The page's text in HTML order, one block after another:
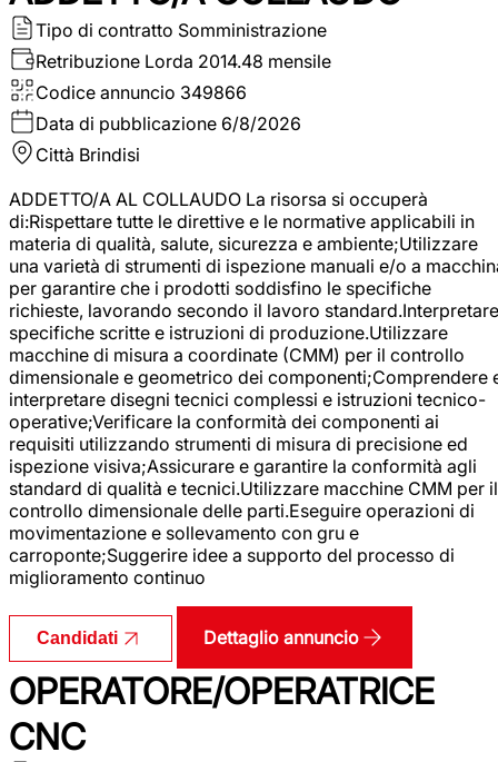
Tipo di contratto Somministrazione
Retribuzione Lorda 2014.48 mensile
Codice annuncio 349866
Data di pubblicazione 6/8/2026
Città Brindisi
ADDETTO/A AL COLLAUDO La risorsa si occuperà
di:Rispettare tutte le direttive e le normative applicabili in
materia di qualità, salute, sicurezza e ambiente;Utilizzare
una varietà di strumenti di ispezione manuali e/o a
per garantire che i prodotti soddisfino le specifiche
richieste, lavorando secondo il lavoro standard.Interpretare
specifiche scritte e istruzioni di produzione.Utilizzare
macchine di misura a coordinate (CMM) per il controllo
dimensionale e geometrico dei componenti;Comprendere
interpretare disegni tecnici complessi e istruzioni tecnico-
operative;Verificare la conformità dei componenti ai
requisiti utilizzando strumenti di misura di precisione ed
ispezione visiva;Assicurare e garantire la conformità agli
standard di qualità e tecnici.Utilizzare macchine CMM per il
controllo dimensionale delle parti.Eseguire operazioni di
movimentazione e sollevamento con gru e
carroponte;Suggerire idee a supporto del processo di
miglioramento continuo
Candidati Dettaglio annuncio
OPERATORE/OPERATRICE
CNC